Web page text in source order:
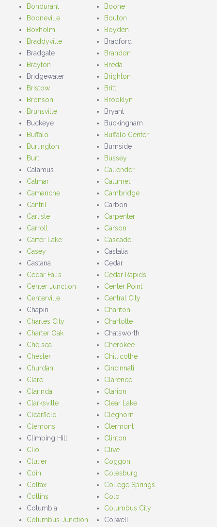
Bondurant
Boone
Booneville
Bouton
Boxholm
Boyden
Braddyville
Bradford
Bradgate
Brandon
Brayton
Breda
Bridgewater
Brighton
Bristow
Britt
Bronson
Brooklyn
Brunsville
Bryant
Buckeye
Buckingham
Buffalo
Buffalo Center
Burlington
Burnside
Burt
Bussey
Calamus
Callender
Calmar
Calumet
Camanche
Cambridge
Cantril
Carbon
Carlisle
Carpenter
Carroll
Carson
Carter Lake
Cascade
Casey
Castalia
Castana
Cedar
Cedar Falls
Cedar Rapids
Center Junction
Center Point
Centerville
Central City
Chapin
Chariton
Charles City
Charlotte
Charter Oak
Chatsworth
Chelsea
Cherokee
Chester
Chillicothe
Churdan
Cincinnati
Clare
Clarence
Clarinda
Clarion
Clarksville
Clear Lake
Clearfield
Cleghorn
Clemons
Clermont
Climbing Hill
Clinton
Clio
Clive
Clutier
Coggon
Coin
Colesburg
Colfax
College Springs
Collins
Colo
Columbia
Columbus City
Columbus Junction
Colwell